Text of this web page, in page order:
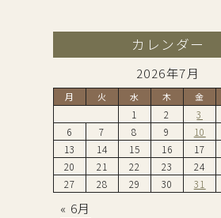
カレンダー
2026年7月
月 火 水 木 金
1 2 3
6
7 8 9 10
13
14 15 16 17
20
21 22 23 24
27
28 29 30 31
« 6月